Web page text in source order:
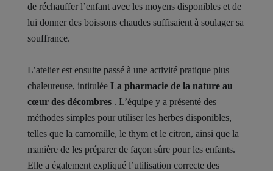
de réchauffer l’enfant avec les moyens disponibles et de
lui donner des boissons chaudes suffisaient à soulager sa
souffrance.
L’atelier est ensuite passé à une activité pratique plus
chaleureuse, intitulée La pharmacie de la nature au
cœur des décombres . L’équipe y a présenté des
méthodes simples pour utiliser les herbes disponibles,
telles que la camomille, le thym et le citron, ainsi que la
manière de les préparer de façon sûre pour les enfants.
Elle a également expliqué l’utilisation correcte des